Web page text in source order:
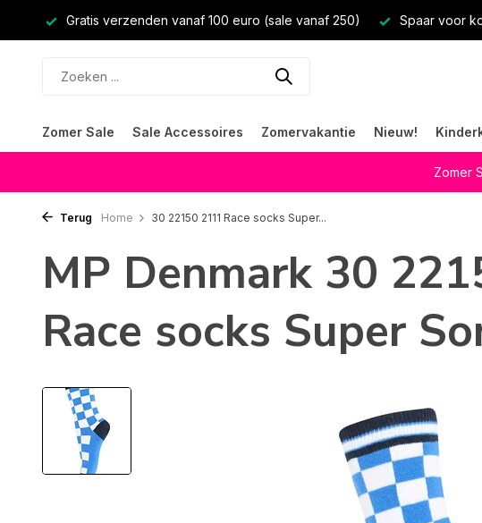
Gratis verzenden vanaf 100 euro (sale vanaf 250) Spaar voor
Zomer Sale Sale Accessoires Zomervakantie Nieuw!
Zomer
Terug Home 30 22150 2111 Race socks Super...
MP Denmark 30
Race socks Super